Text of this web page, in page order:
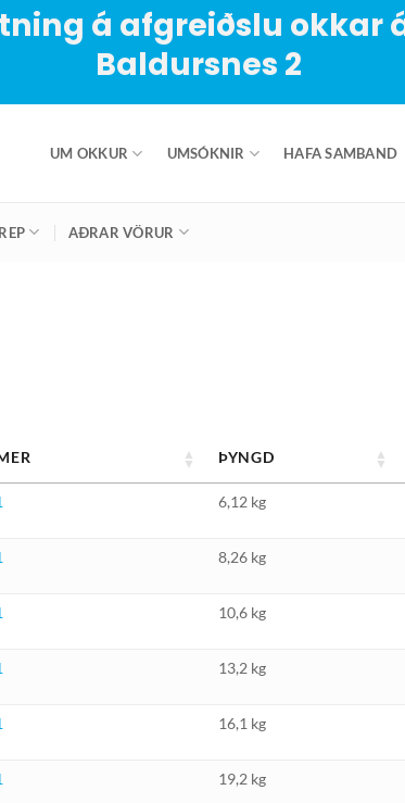
á afgreiðslu okkar
Baldursnes 2
UM OKKUR UMSÓKNIR HAFA SAMBAND
AÐRAR VÖRUR
ÞYNGD
6,12 kg
8,26 kg
10,6 kg
13,2 kg
16,1 kg
19,2 kg